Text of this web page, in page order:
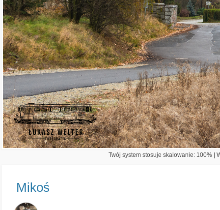
Twój system stosuje skalowanie: 100% |
Mikoś